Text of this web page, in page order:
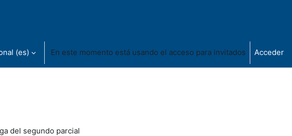
‎(es)‎ En este momento está usando el acceso para invitados Acceder
del segundo parcial